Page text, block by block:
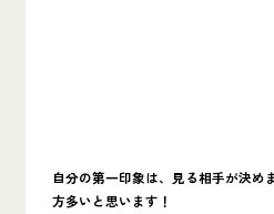
自分の第一印象は、見る相手が決め
方多いと思います！